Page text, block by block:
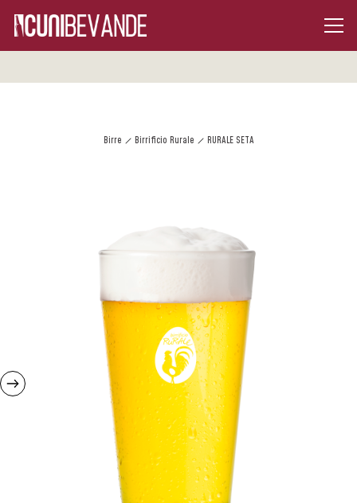
Birre Birrificio Rurale RURALE SETA